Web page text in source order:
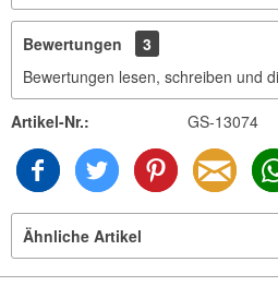
Bewertungen
3
Bewertungen lesen, schreiben und
Artikel-Nr.: GS-13074
Ähnliche Artikel